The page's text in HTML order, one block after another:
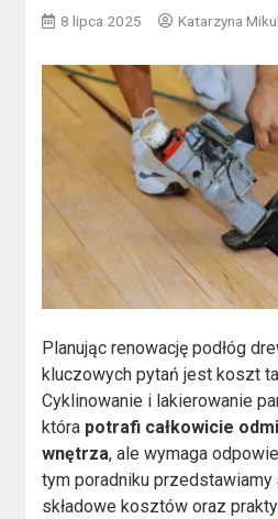
8 lipca 2025 Katarzyna
Planując renowację podłóg
kluczowych pytań jest koszt
Cyklinowanie i lakierowanie
która potrafi całkowicie
wnętrza, ale wymaga
tym poradniku przedstawiamy
składowe kosztów oraz